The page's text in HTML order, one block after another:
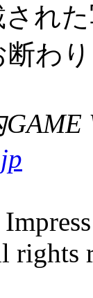
れ
断わ
rights